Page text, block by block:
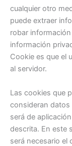
cualquier otro
puede extraer
robar
información
Cookie es que el
al servidor.
Las cookies que
consideran datos
será de
descrita. En este
será necesario el